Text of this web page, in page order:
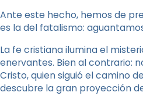
Ante este hecho, hemos de
es la del fatalismo:
La fe cristiana ilumina el
enervantes. Bien al contrario:
Cristo, quien siguió el camino
descubre la gran proyección